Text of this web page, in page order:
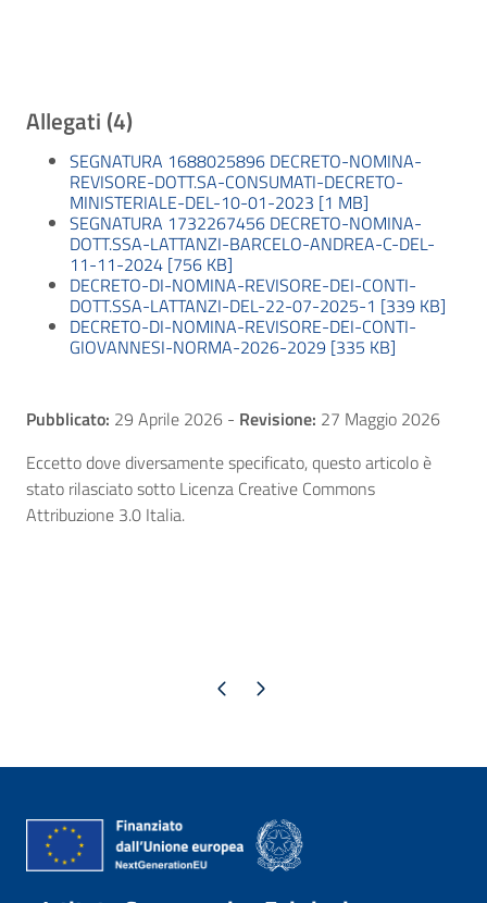
Allegati (4)
SEGNATURA 1688025896 DECRETO-NOMINA-
REVISORE-DOTT.SA-CONSUMATI-DECRETO-
MINISTERIALE-DEL-10-01-2023 [1 MB]
SEGNATURA 1732267456 DECRETO-NOMINA-
DOTT.SSA-LATTANZI-BARCELO-ANDREA-C-DEL-
11-11-2024 [756 KB]
DECRETO-DI-NOMINA-REVISORE-DEI-CONTI-
DOTT.SSA-LATTANZI-DEL-22-07-2025-1 [339 KB]
DECRETO-DI-NOMINA-REVISORE-DEI-CONTI-
GIOVANNESI-NORMA-2026-2029 [335 KB]
Pubblicato: 29 Aprile 2026 - Revisione: 27 Maggio 2026
Eccetto dove diversamente specificato, questo articolo è
stato rilasciato sotto Licenza Creative Commons
Attribuzione 3.0 Italia.
Pagina precedente
Pagina successiva